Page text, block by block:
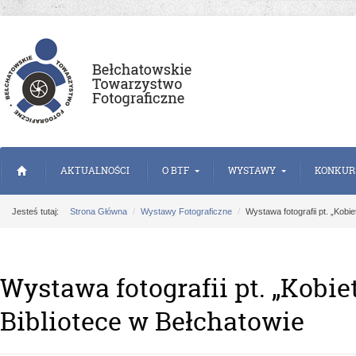
AKTUALNOŚCI O BTF WYSTAWY
Jesteś tutaj: Strona Główna Wystawy Fotograficzne Wystawa fotografii pt.
Wystawa fotografii pt.
Bibliotece w Bełchatowie